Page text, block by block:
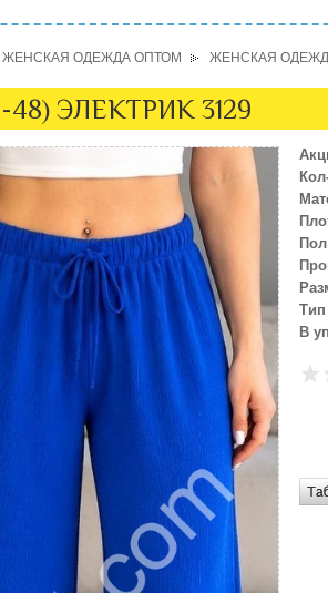
ЖЕНСКАЯ ОДЕЖДА ОПТОМ ЖЕНСКАЯ
ЭЛЕКТРИК 3129
Пол
В